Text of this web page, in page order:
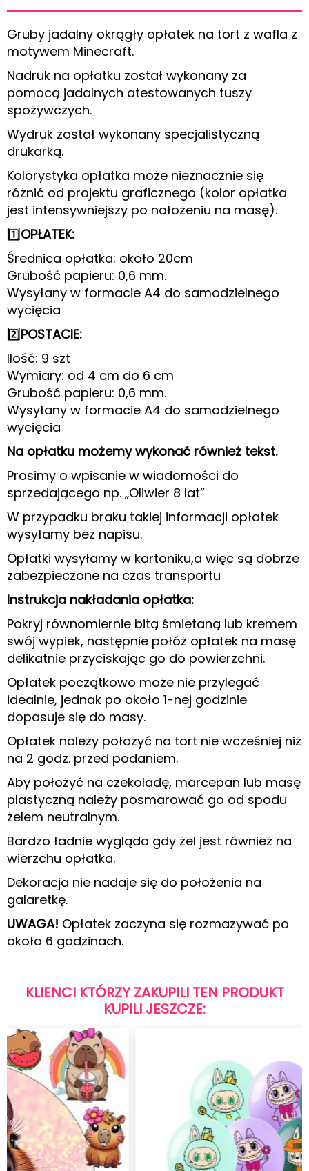
Gruby jadalny okrągły opłatek na tort z wafla z
motywem Minecraft.
Nadruk na opłatku został wykonany za
pomocą jadalnych atestowanych tuszy
spożywczych.
Wydruk został wykonany specjalistyczną
drukarką.
Kolorystyka opłatka może nieznacznie się
różnić od projektu graficznego (kolor opłatka
jest intensywniejszy po nałożeniu na masę).
1️⃣OPŁATEK:
Średnica opłatka: około 20cm
Grubość papieru: 0,6 mm.
Wysyłany w formacie A4 do samodzielnego
wycięcia
2️⃣POSTACIE:
Ilość: 9 szt
Wymiary: od 4 cm do 6 cm
Grubość papieru: 0,6 mm.
Wysyłany w formacie A4 do samodzielnego
wycięcia
Na opłatku możemy wykonać również tekst.
Prosimy o wpisanie w wiadomości do
sprzedającego np. „Oliwier 8 lat”
W przypadku braku takiej informacji opłatek
wysyłamy bez napisu.
Opłatki wysyłamy w kartoniku,a więc są dobrze
zabezpieczone na czas transportu
Instrukcja nakładania opłatka:
Pokryj równomiernie bitą śmietaną lub kremem
swój wypiek, następnie połóż opłatek na masę
delikatnie przyciskając go do powierzchni.
Opłatek początkowo może nie przylegać
idealnie, jednak po około 1-nej godzinie
dopasuje się do masy.
Opłatek należy położyć na tort nie wcześniej niż
na 2 godz. przed podaniem.
Aby położyć na czekoladę, marcepan lub masę
plastyczną należy posmarować go od spodu
żelem neutralnym.
Bardzo ładnie wygląda gdy żel jest również na
wierzchu opłatka.
Dekoracja nie nadaje się do położenia na
galaretkę.
UWAGA! Opłatek zaczyna się rozmazywać po
około 6 godzinach.
KLIENCI KTÓRZY ZAKUPILI TEN PRODUKT
KUPILI JESZCZE: